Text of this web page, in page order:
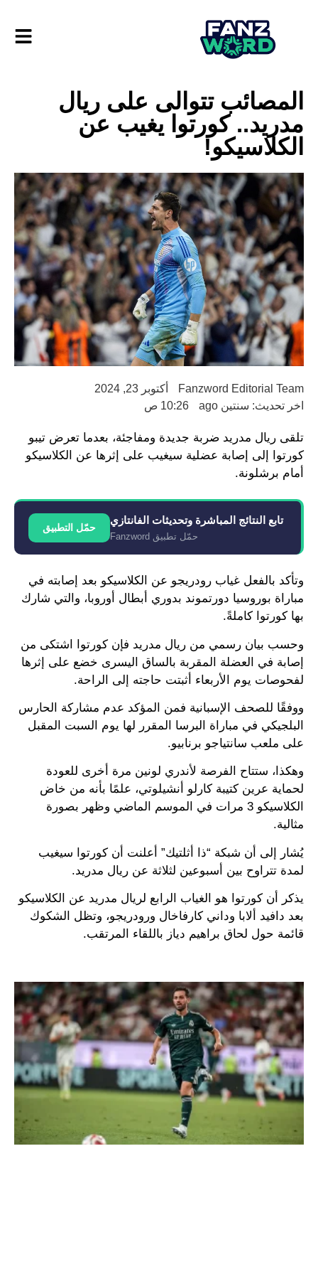
المصائب تتوالى على ريال
مدريد.. كورتوا يغيب عن
الكلاسيكو!
Fanzword Editorial Team
أكتوبر 23, 2024
اخر تحديث: سنتين ago
10:26 ص
تلقى ريال مدريد ضربة جديدة ومفاجئة، بعدما تعرض تيبو
كورتوا إلى إصابة عضلية سيغيب على إثرها عن الكلاسيكو
أمام برشلونة.
تابع النتائج المباشرة وتحديثات الفانتازي
حمّل تطبيق Fanzword
حمّل التطبيق
وتأكد بالفعل غياب رودريجو عن الكلاسيكو بعد إصابته في
مباراة بوروسيا دورتموند بدوري أبطال أوروبا، والتي شارك
بها كورتوا كاملةً.
وحسب بيان رسمي من ريال مدريد فإن كورتوا اشتكى من
إصابة في العضلة المقربة بالساق اليسرى خضع على إثرها
لفحوصات يوم الأربعاء أثبتت حاجته إلى الراحة.
ووفقًا للصحف الإسبانية فمن المؤكد عدم مشاركة الحارس
البلجيكي في مباراة البرسا المقرر لها يوم السبت المقبل
على ملعب سانتياجو برنابيو.
وهكذا، ستتاح الفرصة لأندري لونين مرة أخرى للعودة
لحماية عرين كتيبة كارلو أنشيلوتي، علمًا بأنه من خاض
الكلاسيكو 3 مرات في الموسم الماضي وظهر بصورة
مثالية.
يُشار إلى أن شبكة “ذا أثلتيك” أعلنت أن كورتوا سيغيب
لمدة تتراوح بين أسبوعين لثلاثة عن ريال مدريد.
يذكر أن كورتوا هو الغياب الرابع لريال مدريد عن الكلاسيكو
بعد دافيد ألابا وداني كارفاخال ورودريجو، وتظل الشكوك
قائمة حول لحاق براهيم دياز باللقاء المرتقب.